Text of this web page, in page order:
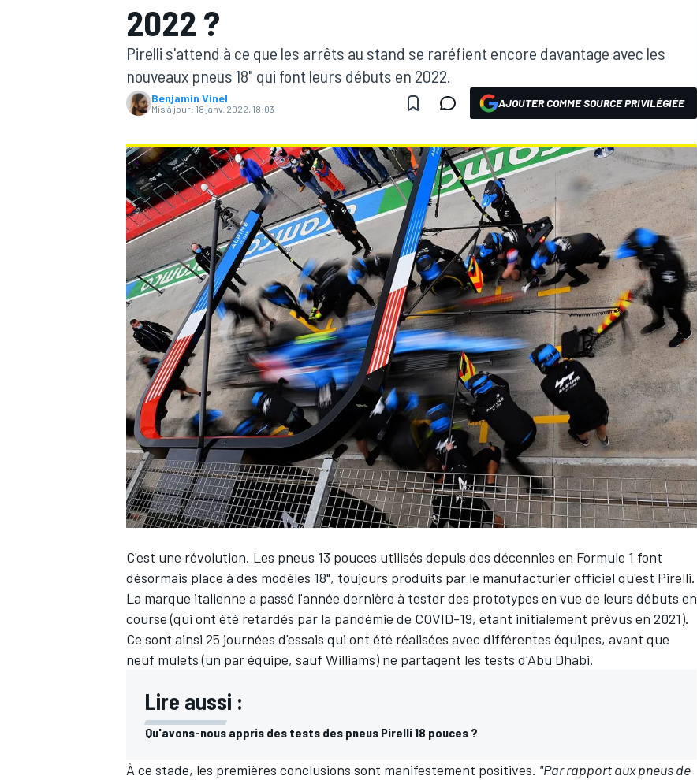
WRC
WEC
2022 ?
Pirelli s'attend à ce que les arrêts au stand se raréfient encore davantage avec les
nouveaux pneus 18" qui font leurs débuts en 2022.
Benjamin Vinel
Mis à jour: 18 janv. 2022, 18:03 AJOUTER COMME SOURCE PRIVILÉGIÉE
C'est une révolution. Les pneus 13 pouces utilisés depuis des décennies en Formule 1 font
désormais place à des modèles 18", toujours produits par le manufacturier officiel qu'est Pirelli.
La marque italienne a passé l'année dernière à tester des prototypes en vue de leurs débuts en
course (qui ont été retardés par la pandémie de COVID-19, étant initialement prévus en 2021).
Ce sont ainsi 25 journées d'essais qui ont été réalisées avec différentes équipes, avant que
neuf mulets (un par équipe, sauf Williams) ne partagent les tests d'Abu Dhabi.
Lire aussi :
Qu'avons-nous appris des tests des pneus Pirelli 18 pouces ?
À ce stade, les premières conclusions sont manifestement positives. "Par rapport aux pneus de